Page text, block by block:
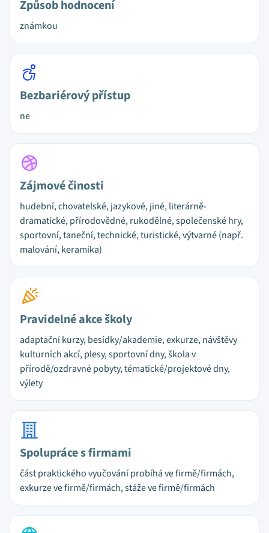
Způsob hodnocení
známkou
Bezbariérový přístup
ne
Zájmové činosti
hudební, chovatelské, jazykové, jiné, literárně-
dramatické, přírodovědné, rukodělné, společenské hry,
sportovní, taneční, technické, turistické, výtvarné (např.
malování, keramika)
Pravidelné akce školy
adaptační kurzy, besídky/akademie, exkurze, návštěvy
kulturních akcí, plesy, sportovní dny, škola v
přírodě/ozdravné pobyty, tématické/projektové dny,
výlety
Spolupráce s firmami
část praktického vyučování probíhá ve firmě/firmách,
exkurze ve firmě/firmách, stáže ve firmě/firmách